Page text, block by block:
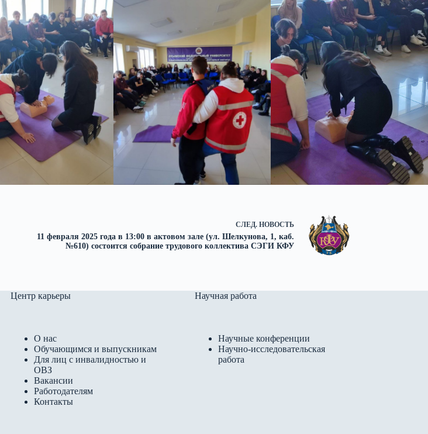
СЛЕД. НОВОСТЬ
11 февраля 2025 года в 13:00 в актовом зале (ул. Шелкунова, 1, каб.
№610) состоится собрание трудового коллектива СЭГИ КФУ
Центр карьеры
О нас
Обучающимся и выпускникам
Для лиц с инвалидностью и
ОВЗ
Вакансии
Работодателям
Контакты
Научная работа
Научные конференции
Научно-исследовательская
работа